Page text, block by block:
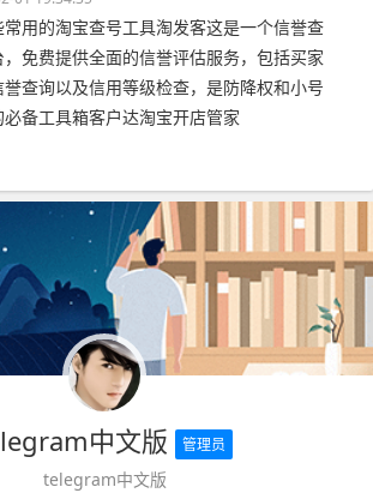
常用的淘宝查号工具淘发客这是一个信誉查
，免费提供全面的信誉评估服务，包括买家
誉查询以及信用等级检查，是防降权和小号
备工具箱客户达淘宝开店管家
中文版 管理员
telegram中文版